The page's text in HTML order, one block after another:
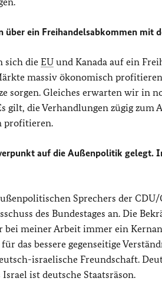
über ein Freihandelsabkommen mit
sich die EU und Kanada auf ein
massiv ökonomisch
sorgen. Gleiches erwarten wir in
gilt, die Verhandlungen zügig zum
profitieren.
auf die Außenpolitik gelegt.
Sprechers der
des Bundestages an. Die
meiner Arbeit immer ein
das bessere gegenseitige
israelische Freundschaft.
ist deutsche Staatsräson.